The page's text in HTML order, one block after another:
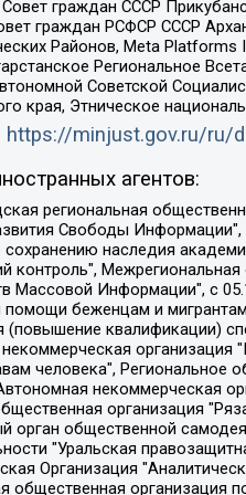
граждан СССР
граждан РСФСР СССР
Районов, Meta
Региональное
Советской
края, Этническое
https://minjust.gov.ru/ru/
агентов:
содействие", Негосударственное образовательное учреждение дополнительного профессионального образования (повышение квалификации) специалистов "АКАДЕМИЯ ПО ПРАВАМ ЧЕЛОВЕКА", Свердловская региональная общественная организация "Сутяжник", Автономная некоммерческая организация "Центр независимых социологических исследований", Союз общественных объединений "Российский исследовательский центр по правам человека", Региональное общественное учреждение научно-информационный центр "МЕМОРИАЛ", Некоммерческая организация "Фонд защиты гласности", Автономная некоммерческая организация "Институт прав человека", Городская общественная организация "Екатеринбургское общество "МЕМОРИАЛ", Городская общественная организация "Рязанское историко-просветительское и правозащитное общество "Мемориал" (Рязанский Мемориал), Челябинский региональный орган общественной самодеятельности – женское общественное объединение "Женщины Евразии", Челябинский региональный орган общественной самодеятельности "Уральская правозащитная группа", Фонд содействия защите здоровья и социальной справедливости имени Андрея Рылькова, Автономная Некоммерческая Организация "Аналитический Центр Юрия Левады", Автономная некоммерческая организация социальной поддержки населения "Проект Апрель", Региональная общественная организация помощи женщинам и детям, находящимся в кризисной ситуации "Информационно-методический центр "Анна", Фонд содействия развитию массовых коммуникаций и правовому просвещению "Так-так-Так", Фонд содействия устойчивому развитию "Серебряная тайга", Свердловский региональный общественный фонд социальных проектов "Новое время", "Idel.Реалии", Кавказ.Реалии, Крым.Реалии, Телеканал Настоящее Время, Татаро-башкирская служба Радио Свобода (Azatliq Radiosi), Радио Свободная